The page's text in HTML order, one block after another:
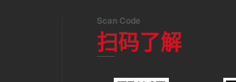
Scan Code
扫码了解